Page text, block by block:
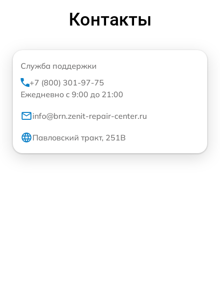
Контакты
Служба поддержки
+7 (800) 301-97-75
Ежедневно с 9:00 до 21:00
info@brn.zenit-repair-center.ru
Павловский тракт, 251В